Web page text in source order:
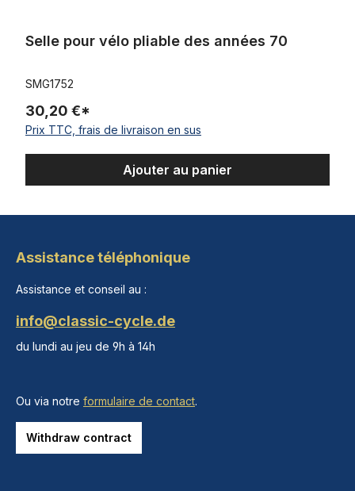
Selle pour vélo pliable des années 70
SMG1752
30,20 €*
Prix TTC, frais de livraison en sus
Ajouter au panier
Assistance téléphonique
Assistance et conseil au :
info@classic-cycle.de
du lundi au jeu de 9h à 14h
Ou via notre formulaire de contact.
Withdraw contract